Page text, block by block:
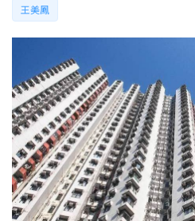
人才房貸・開戶優惠
免費開戶轉介服務
私人貸款
優惠禮遇
新盤優越按揭優惠
王美鳳